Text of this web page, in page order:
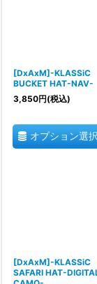
[DxAxM]-KLASSiC
BUCKET HAT-NAV-
3,850円(税込)
オプション選択
[DxAxM]-KLASSiC
SAFARI HAT-